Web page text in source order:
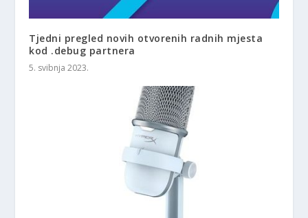
Tjedni pregled novih otvorenih radnih mjesta
kod .debug partnera
5. svibnja 2023.